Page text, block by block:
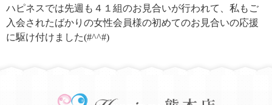
ハピネスでは先週も４１組のお見合いが行われて、私もご
入会されたばかりの女性会員様の初めてのお見合いの応援
に駆け付けました(#^^#)